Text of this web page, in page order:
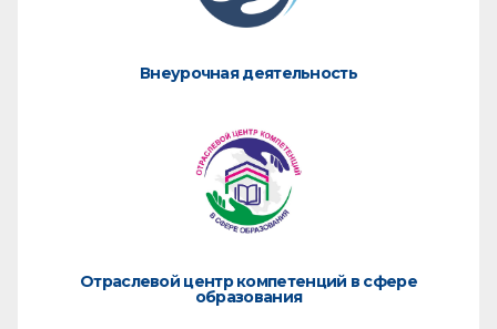
Внеурочная деятельность
Отраслевой центр компетенций в сфере
образования